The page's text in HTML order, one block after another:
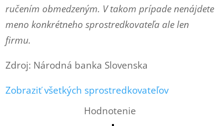
ručením obmedzeným. V takom prípade nenájdete
meno konkrétneho sprostredkovateľa ale len
firmu.
Zdroj: Národná banka Slovenska
Zobraziť všetkých sprostredkovateľov
Hodnotenie